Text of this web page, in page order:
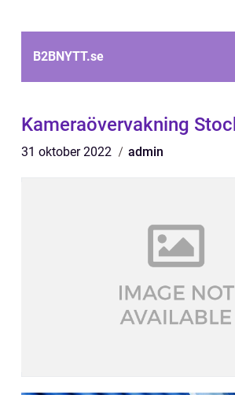
B2BNYTT.se
Kameraövervakning
31 oktober 2022 admin